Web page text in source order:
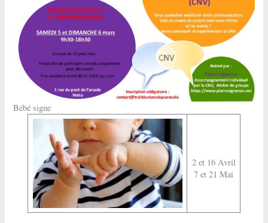
Bébé signe
2 et 16 Avril
7 et 21 Mai